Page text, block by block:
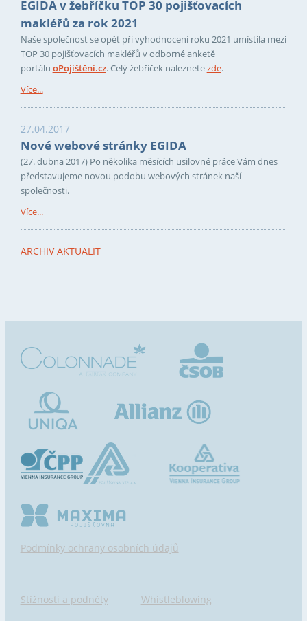
EGIDA v žebříčku TOP 30 pojišťovacích
makléřů za rok 2021
Naše společnost se opět při vyhodnocení roku 2021 umístila mezi
TOP 30 pojišťovacích makléřů v odborné anketě
portálu oPojištění.cz. Celý žebříček naleznetezde.
Více...
27.04.2017
Nové webové stránky EGIDA
(27. dubna 2017) Po několika měsících usilovné práce Vám dnes
představujeme novou podobu webových stránek naší
společnosti.
Více...
ARCHIV AKTUALIT
Podmínky ochrany osobních údajů
Stížnosti a podněty Whistleblowing